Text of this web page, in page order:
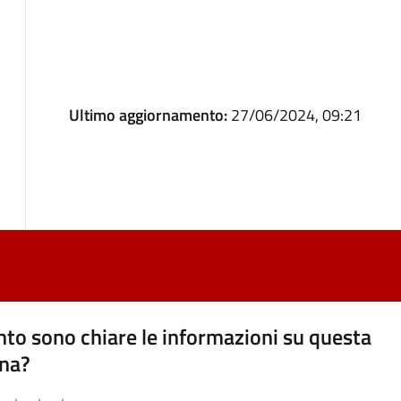
Ultimo aggiornamento:27/06/2024, 09:21
sono chiare le informazioni su questa